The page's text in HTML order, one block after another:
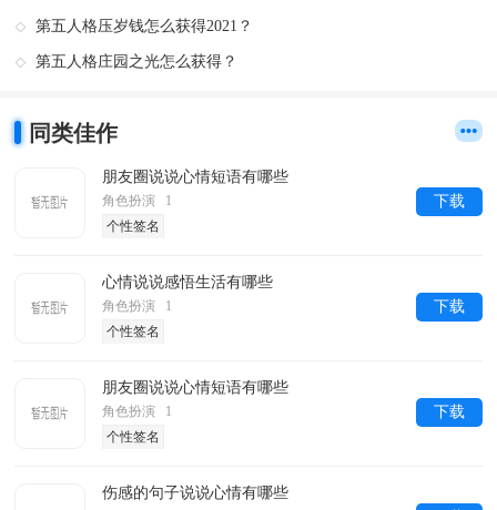
第五人格压岁钱怎么获得2021？
第五人格庄园之光怎么获得？
同类佳作
朋友圈说说心情短语有哪些
角色扮演 1
个性签名
下载
心情说说感悟生活有哪些
角色扮演 1
个性签名
下载
朋友圈说说心情短语有哪些
角色扮演 1
个性签名
下载
伤感的句子说说心情有哪些